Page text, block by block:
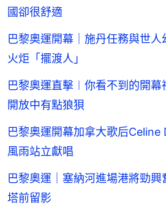
國卻很舒適
巴黎奧運開幕｜施丹任務與世
火炬「擺渡人」
巴黎奧運直擊︱你看不到的開
開放中有點狼狽
巴黎奧運開幕加拿大歌后
風雨站立獻唱
巴黎奧運｜塞納河進場港將勁
塔前留影